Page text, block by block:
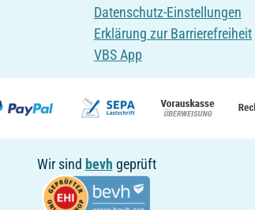
Datenschutz-Einstellungen
Erklärung zur Barrierefreiheit
VBS App
Wir sind bevh geprüft